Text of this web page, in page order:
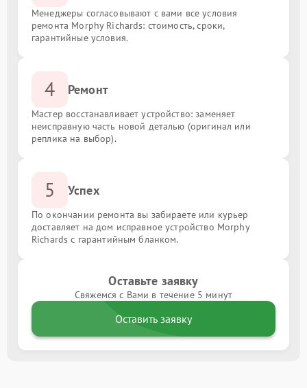
Менеджеры согласовывают с вами все условия
ремонта Morphy Richards: стоимость, сроки,
гарантийные условия.
4 Ремонт
Мастер восстанавливает устройство: заменяет
неисправную часть новой деталью (оригинал или
реплика на выбор).
5 Успех
По окончании ремонта вы забираете или курьер
доставляет на дом исправное устройство Morphy
Richards с гарантийным бланком.
Оставьте заявку
Свяжемся с Вами в течение 5 минут
Оставить заявку